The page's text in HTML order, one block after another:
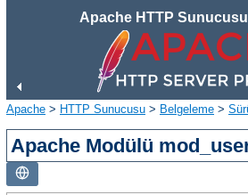
Apache HTTP
Apache > HTTP Sunucusu > Belgeleme >
Apache Modülü